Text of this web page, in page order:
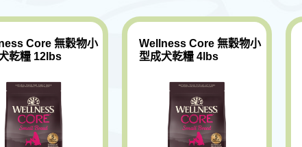
Core 無穀物小
乾糧 12lbs
Wellness Core 無穀物小
型成犬乾糧 4lbs